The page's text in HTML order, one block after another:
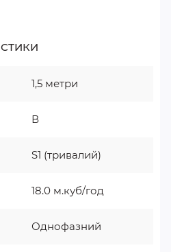
1,5 метри
В
S1 (тривалий)
18.0 м.куб/год
Однофазний